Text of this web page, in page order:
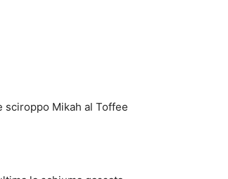
sciroppo Mikah al Toffee